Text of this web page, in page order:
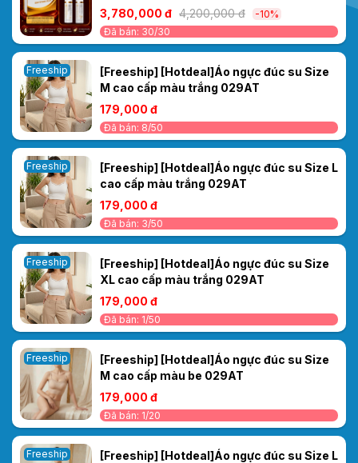
& Cải Thiện Sức Khỏe Máu - Tặng 1 bộ tế
báo gốc chăm sóc da Serum 24k +
Vitamin
3,780,000 đ 4,200,000 đ
-10%
Đã bán: 30/30
Freeship
[Freeship] [Hotdeal]Áo ngực đúc su Size
M cao cấp màu trắng 029AT
179,000 đ
Đã bán: 8/50
Freeship
[Freeship] [Hotdeal]Áo ngực đúc su Size L
cao cấp màu trắng 029AT
179,000 đ
Đã bán: 3/50
Freeship
[Freeship] [Hotdeal]Áo ngực đúc su Size
XL cao cấp màu trắng 029AT
179,000 đ
Đã bán: 1/50
Freeship
[Freeship] [Hotdeal]Áo ngực đúc su Size
M cao cấp màu be 029AT
179,000 đ
Đã bán: 1/20
Freeship
[Freeship] [Hotdeal]Áo ngực đúc su Size L